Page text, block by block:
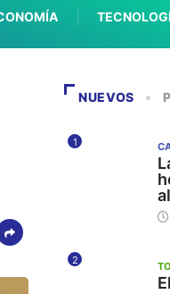
NUEVOS
1
2